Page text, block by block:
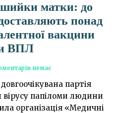
шийки матки: до
понад
вакцини
ВПЛ
немає
партія
вірусу папіломи людини
організація «Медичні